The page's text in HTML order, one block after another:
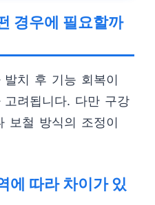
경우에 필요할까
치 후 기능 회복이
려됩니다. 다만 구강
보철 방식의 조정이
에 따라 차이가 있